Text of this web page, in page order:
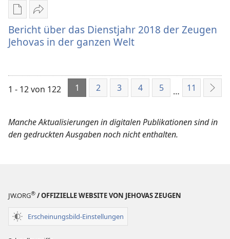
Downloadoptionen
für
Veröffentlichungen
das
Dienstjahr
Zeugen
Jehovas
Teilen
Bericht
über
2018
der
in
der
Bericht über das Dienstjahr 2018 der Zeugen
Jehovas in der ganzen Welt
1 - 12 von 122 1 2 3 4 5 … 11
Manche Aktualisierungen in digitalen Publikationen sind in
den gedruckten Ausgaben noch nicht enthalten.
JW.ORG® / OFFIZIELLE WEBSITE VON JEHOVAS ZEUGEN
Erscheinungsbild-Einstellungen